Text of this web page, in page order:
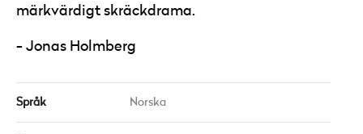
märkvärdigt skräckdrama.
Jonas Holmberg
Språk Norska